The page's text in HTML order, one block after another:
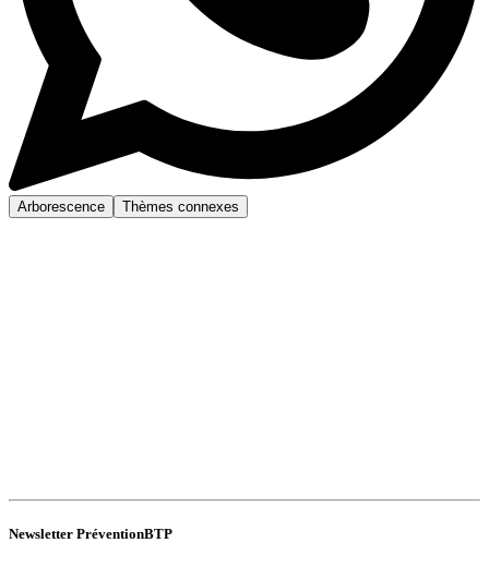
Arborescence Thèmes connexes
Newsletter PréventionBTP